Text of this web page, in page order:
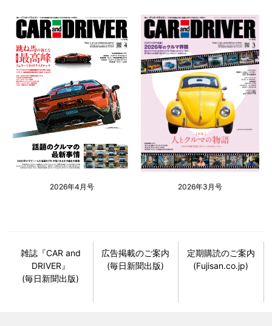
2026年4月号 2026年3月号
雑誌『CAR and
DRIVER』
(毎日新聞出版)
広告掲載のご案内
(毎日新聞出版)
定期購読のご案内
(Fujisan.co.jp)